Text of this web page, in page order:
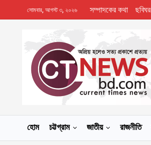
সোমবার, আগস্ট ৩, ২০২৬ সম্পাদকের কথা ছবিঘর
হোম চট্টগ্রাম জাতীয় রাজনীতি